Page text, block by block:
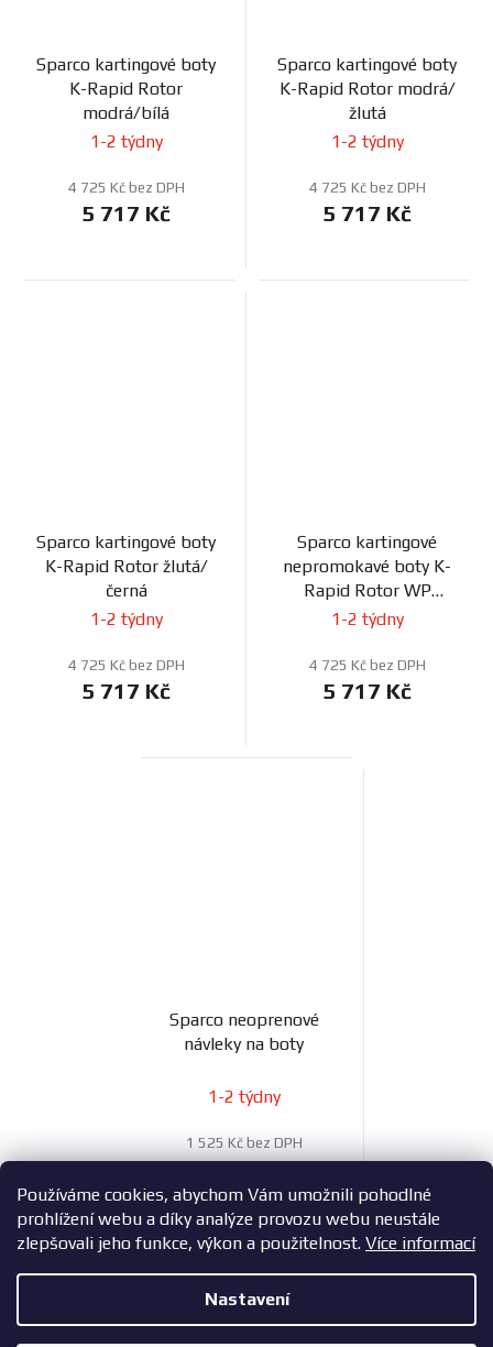
Používáme cookies, abychom Vám umožnili pohodlné
prohlížení webu a díky analýze provozu webu neustále
zlepšovali jeho funkce, výkon a použitelnost. Více informací
Nastavení
Sparco kartingové boty
K-Rapid Rotor
modrá/bílá
1-2 týdny
4 725 Kč bez DPH
5 717 Kč
Sparco kartingové boty
K-Rapid Rotor modrá/
žlutá
1-2 týdny
4 725 Kč bez DPH
5 717 Kč
Sparco kartingové boty
K-Rapid Rotor žlutá/
černá
1-2 týdny
4 725 Kč bez DPH
5 717 Kč
Sparco kartingové
nepromokavé boty K-
Rapid Rotor WP
černá/bílá
1-2 týdny
4 725 Kč bez DPH
5 717 Kč
Sparco neoprenové
návleky na boty
1-2 týdny
1 525 Kč bez DPH
1 845 Kč
O
v
l
21položek celkem